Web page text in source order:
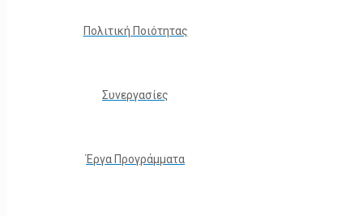
Πολιτική Ποιότητας
Συνεργασίες
Έργα Προγράμματα